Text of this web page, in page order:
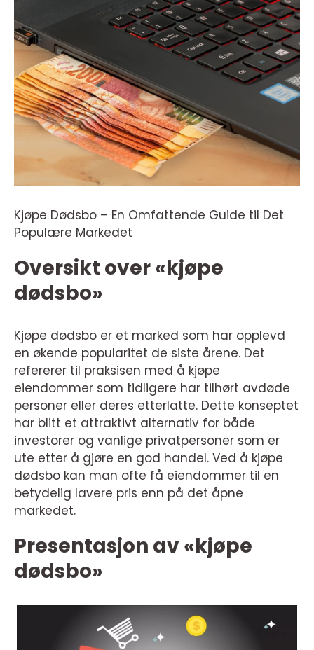
Kjøpe Dødsbo – En Omfattende Guide til Det
Populære Markedet
Oversikt over «kjøpe
dødsbo»
Kjøpe dødsbo er et marked som har opplevd
en økende popularitet de siste årene. Det
refererer til praksisen med å kjøpe
eiendommer som tidligere har tilhørt avdøde
personer eller deres etterlatte. Dette konseptet
har blitt et attraktivt alternativ for både
investorer og vanlige privatpersoner som er
ute etter å gjøre en god handel. Ved å kjøpe
dødsbo kan man ofte få eiendommer til en
betydelig lavere pris enn på det åpne
markedet.
Presentasjon av «kjøpe
dødsbo»